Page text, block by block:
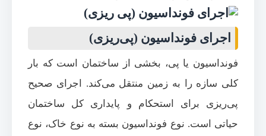
اجرای فونداسیون (پی‌ریزی)
فونداسیون یا پی، بخشی از ساختمان است که بار
کلی سازه را به زمین منتقل می‌کند. اجرای صحیح
پی‌ریزی برای استحکام و پایداری کل ساختمان
حیاتی است. نوع فونداسیون بسته به نوع خاک، نوع